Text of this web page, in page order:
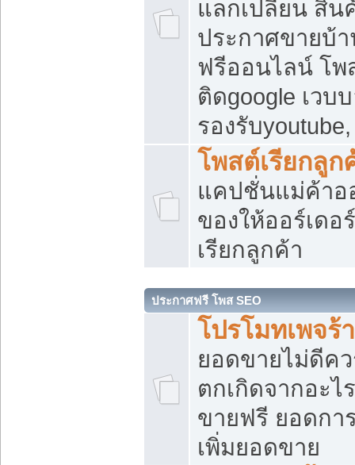
แลกเปลี่ยน สิน
ประกาศขายบ้
ฟรีออนไลน์ โพ
ติดgoogle เวบ
รองรับ
โพสต์เรียกลูก
แคปชั่นแม่ค้าอ
ของให้ออร์เดอ
เรียกลูกค้า
ประกาศฟรี โพส SEO
โปรโมทเพจร้
ยอดขายไม่ดีค
ตกเกิดจากอะไ
ขายฟรี ยอดกา
เพิ่มยอดขาย